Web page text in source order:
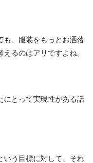
も、服装をもっとお洒落
るのはアリですよね。
にとって実現性がある話
いう目標に対して、それ